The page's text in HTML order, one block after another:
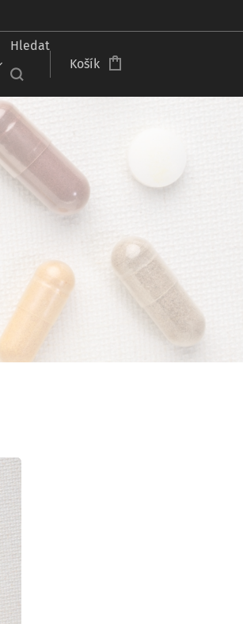
Hledat
Košík